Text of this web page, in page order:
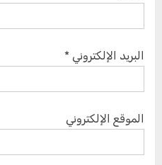
البريد الإلكتروني *
الموقع الإلكتروني